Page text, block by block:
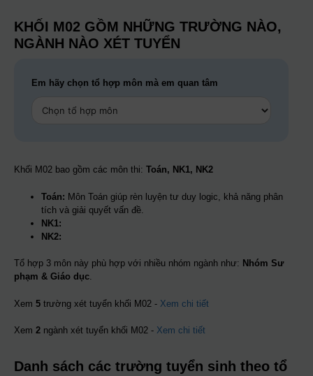
KHỐI M02 GỒM NHỮNG TRƯỜNG NÀO,
NGÀNH NÀO XÉT TUYỂN
Em hãy chọn tổ hợp môn mà em quan tâm
Khối M02 bao gồm các môn thi: Toán, NK1, NK2
Toán: Môn Toán giúp rèn luyện tư duy logic, khả năng phân
tích và giải quyết vấn đề.
NK1:
NK2:
Tổ hợp 3 môn này phù hợp với nhiều nhóm ngành như: Nhóm Sư
phạm & Giáo dục.
Xem 5 trường xét tuyển khối M02 - Xem chi tiết
Xem 2 ngành xét tuyển khối M02 - Xem chi tiết
Danh sách các trường tuyển sinh theo tổ